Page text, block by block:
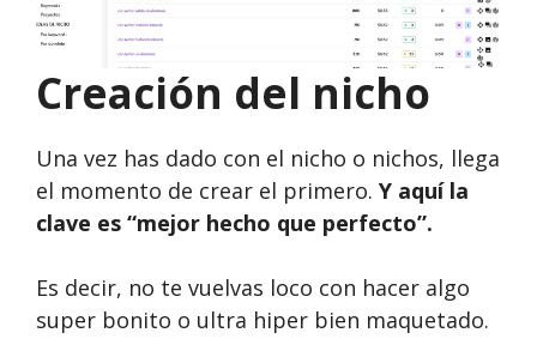
Creación del nicho
Una vez has dado con el nicho o nichos, llega
el momento de crear el primero. Y aquí la
clave es “mejor hecho que perfecto”.
Es decir, no te vuelvas loco con hacer algo
super bonito o ultra hiper bien maquetado.